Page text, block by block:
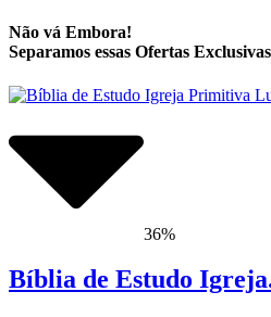
Não vá Embora!
Separamos essas Ofertas
36%
Bíblia de Estudo